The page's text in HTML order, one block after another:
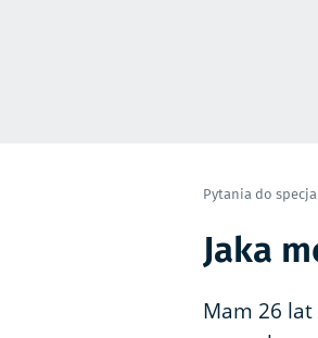
Pytania do
Jaka
Mam 26